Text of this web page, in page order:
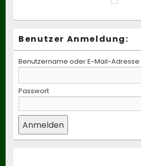
Benutzer Anmeldung:
Benutzername oder E-Mail-Adresse
Passwort